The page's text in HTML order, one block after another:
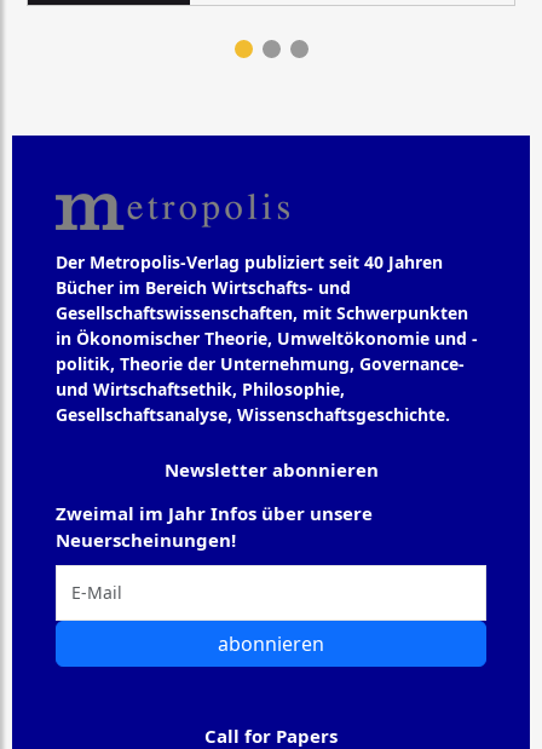
Der Metropolis-Verlag publiziert seit 40 Jahren
Bücher im Bereich Wirtschafts- und
Gesellschaftswissenschaften, mit Schwerpunkten
in Ökonomischer Theorie, Umweltökonomie und -
politik, Theorie der Unternehmung, Governance-
und Wirtschaftsethik, Philosophie,
Gesellschaftsanalyse, Wissenschaftsgeschichte.
Newsletter abonnieren
Zweimal im Jahr Infos über unsere
Neuerscheinungen!
abonnieren
Call for Papers